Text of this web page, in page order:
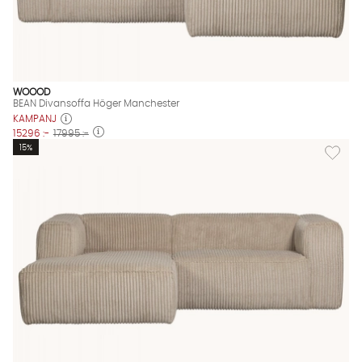
WOOOD
BEAN Divansoffa Höger Manchester
KAMPANJ
15296 :- 17995 :-
Lägg
15%